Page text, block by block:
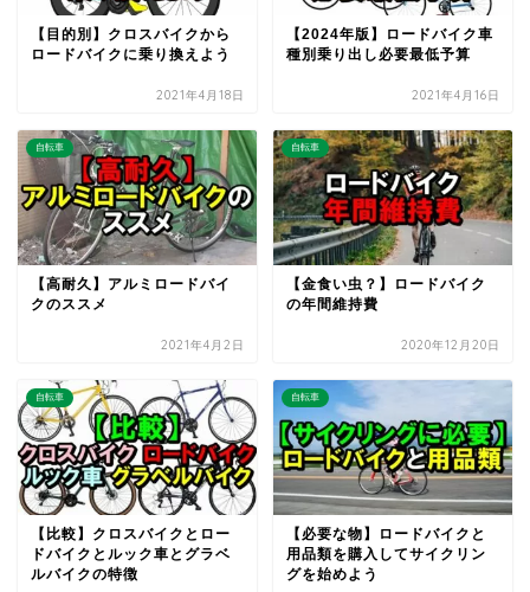
【目的別】クロスバイクから
ロードバイクに乗り換えよう
2021年4月18日
【2024年版】ロードバイク車
種別乗り出し必要最低予算
2021年4月16日
自転車
【高耐久】アルミロードバイ
クのススメ
2021年4月2日
自転車
【金食い虫？】ロードバイク
の年間維持費
2020年12月20日
自転車
【比較】クロスバイクとロー
ドバイクとルック車とグラベ
ルバイクの特徴
自転車
【必要な物】ロードバイクと
用品類を購入してサイクリン
グを始めよう